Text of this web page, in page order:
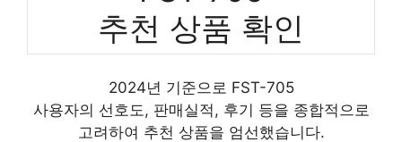
추천 상품 확인
2024년 기준으로 FST-705
사용자의 선호도, 판매실적, 후기 등을 종합적으로
고려하여 추천 상품을 엄선했습니다.